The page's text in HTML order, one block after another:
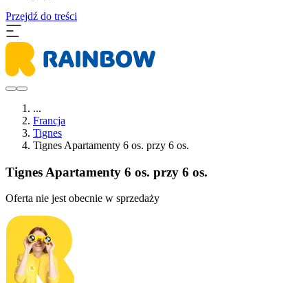
Przejdź do treści
...
Francja
Tignes
Tignes Apartamenty 6 os. przy 6 os.
Tignes Apartamenty 6 os. przy 6 os.
Oferta nie jest obecnie w sprzedaży